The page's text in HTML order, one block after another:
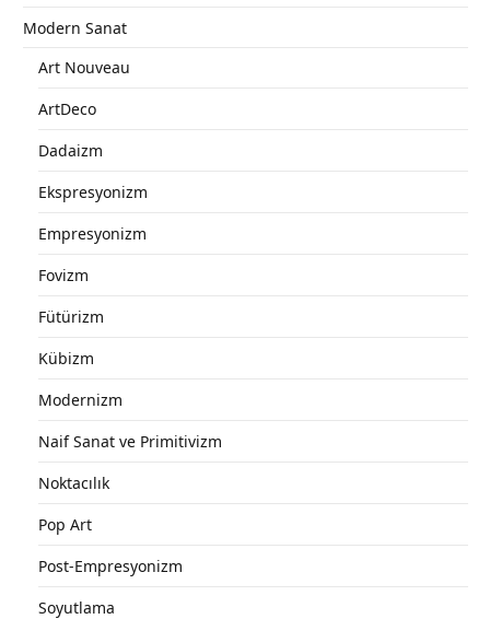
Modern Sanat
Art Nouveau
ArtDeco
Dadaizm
Ekspresyonizm
Empresyonizm
Fovizm
Fütürizm
Kübizm
Modernizm
Naif Sanat ve Primitivizm
Noktacılık
Pop Art
Post-Empresyonizm
Soyutlama